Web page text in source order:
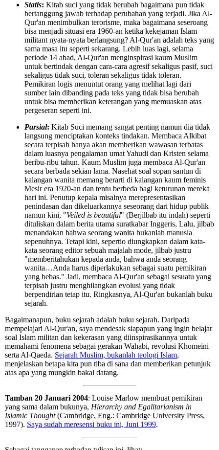
Statis: Kitab suci yang tidak berubah bagaimana pun tidak
bertanggung jawab terhadap perubahan yang terjadi. Jika Al-
Qur'an menimbulkan terorisme, maka bagaimana seseroang
bisa menjadi situasi era 1960-an ketika kekejaman Islam
militant nyata-nyata berlangsung? Al-Qur'an adalah teks yang
sama masa itu seperti sekarang. Lebih luas lagi, selama
periode 14 abad, Al-Qur'an menginspirasi kaum Muslim
untuk bertindak dengan cara-cara agresif sekaligus pasif, suci
sekaligus tidak suci, toleran sekaligus tidak toleran.
Pemikiran logis menuntut orang yang melihat lagi dari
sumber lain dibanding pada teks yang tidak bisa berubah
untuk bisa memberikan keterangan yang memuaskan atas
pergeseran seperti ini.
Parsial: Kitab Suci memang sangat penting namun dia tidak
langsung menciptakan konteks tindakan. Membaca Alkibat
secara terpisah hanya akan memberikan wawasan terbatas
dalam luasnya pengalaman umat Yahudi dan Kristen selama
beribu-ribu tahun. Kaum Muslim juga membaca Al-Qur'an
secara berbada sekian lama. Nasehat soal sopan santun di
kalangan wanita memang berarti di kalangan kaum feminis
Mesir era 1920-an dan tentu berbeda bagi keturunan mereka
hari ini. Penutup kepala misalnya merepresentasikan
penindasan dan dikeluarkannya seseorang dari hidup publik
namun kini, "Veiled is beautiful" (Berjilbab itu indah) seperti
dituliskan dalam berita utama suratkabar Inggeris, Lalu, jilbab
menandakan bahwa seorang wanita bukanlah manusia
sepenuhnya. Tetapi kini, sepertio diungkapkan dalam kata-
kata seorang editor sebuah majalah mode, jilbab justru
"memberitahukan kepada anda, bahwa anda seorang
wanita…Anda harus diperlakukan sebagai suatu pemikiran
yang bebas." Jadi, membaca Al-Qur'an sebagai sesuatu yang
terpisah justru menghilangkan evolusi yang tidak
berpendirian tetap itu. Ringkasnya, Al-Qur'an bukanlah buku
sejarah.
Bagaimanapun, buku sejarah adalah buku sejarah. Daripada
mempelajari Al-Qur'an, saya mendesak siapapun yang ingin belajar
soal Islam militan dan kekerasan yang diinspirasikannya untuk
memahami fenomena sebagai gerakan Wahabi, revolusi Khomeini
serta Al-Qaeda. Sejarah Muslim, bukanlah teologi Islam,
menjelaskan betapa kita pun tiba di sana dan memberikan petunjuk
atas apa yang mungkin bakal datang.
Tamban 20 Januari 2004: Louise Marlow membuat pemikiran
yang sama dalam bukunya, Hierarchy and Egalitarianism in
Islamic Thought(Cambridge, Eng.: Cambridge University Press,
1997). Saya sudah meresensi buku ini, Juni 1999.